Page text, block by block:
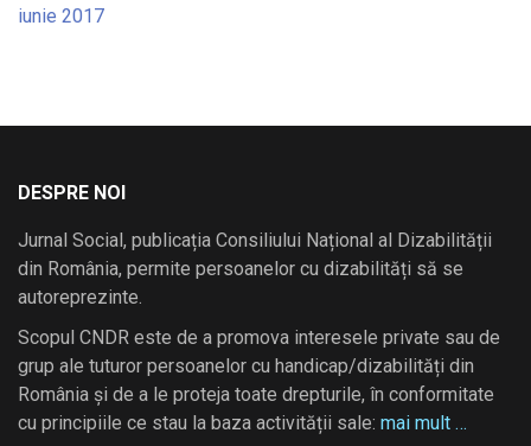
iunie 2017
DESPRE NOI
Jurnal Social, publicația Consiliului Național al Dizabilității
din România, permite persoanelor cu dizabilități să se
autoreprezinte.
Scopul CNDR este de a promova interesele private sau de
grup ale tuturor persoanelor cu handicap/dizabilități din
România și de a le proteja toate drepturile, în conformitate
cu principiile ce stau la baza activității sale: mai mult …